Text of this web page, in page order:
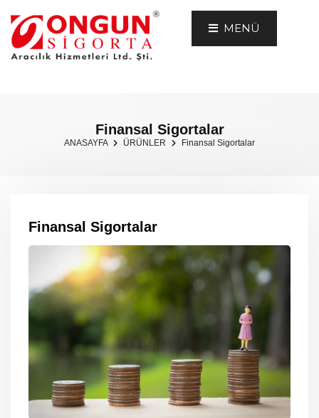
MENÜ
Finansal Sigortalar
ANASAYFA ÜRÜNLER Finansal Sigortalar
Finansal Sigortalar